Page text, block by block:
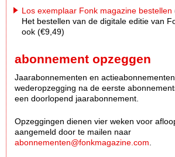
Los exemplaar Fonk magazine bestellen
Het bestellen van de digitale editie van
ook (€9,49)
abonnement opzeggen
Jaarabonnementen en
wederopzegging na de eerste
een doorlopend jaarabonnement.
Opzeggingen dienen vier weken voor
aangemeld door te mailen naar
abonnementen@fonkmagazine.com.